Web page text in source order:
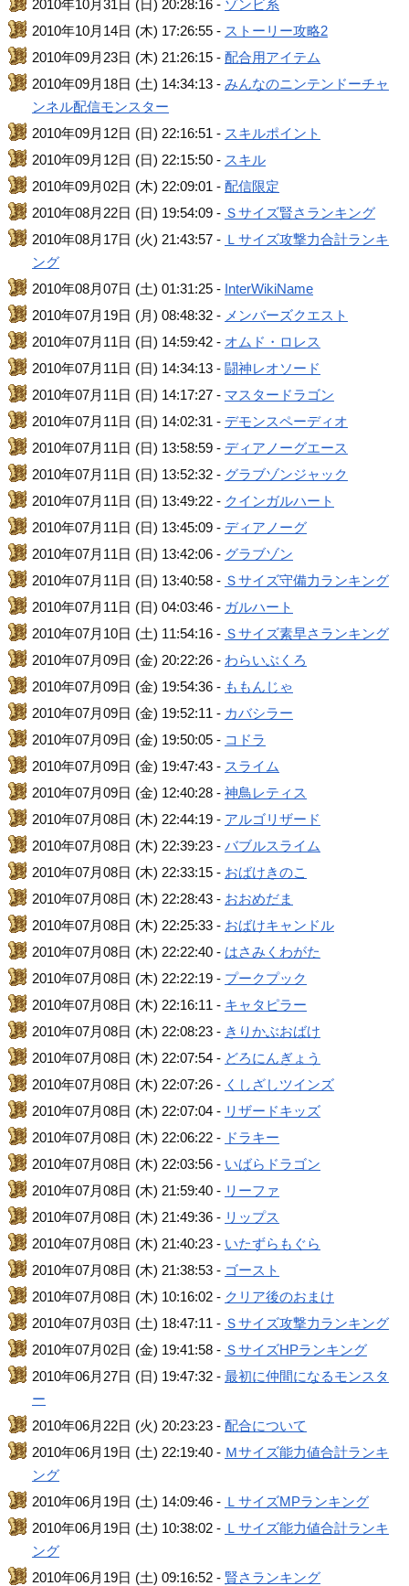
2010年10月31日 (日) 20:28:16 - ゾンビ系
2010年10月14日 (木) 17:26:55 - ストーリー攻略2
2010年09月23日 (木) 21:26:15 -配合用アイテム
2010年09月18日 (土) 14:34:13 -みんなのニンテンドーチャ
ンネル配信モンスター
2010年09月12日 (日) 22:16:51 - スキルポイント
2010年09月12日 (日) 22:15:50 - スキル
2010年09月02日 (木) 22:09:01 -配信限定
2010年08月22日 (日) 19:54:09 - Ｓサイズ賢さランキング
2010年08月17日 (火) 21:43:57 - Ｌサイズ攻撃力合計ランキ
ング
2010年08月07日 (土) 01:31:25 - InterWikiName
2010年07月19日 (月) 08:48:32 - メンバーズクエスト
2010年07月11日 (日) 14:59:42 - オムド・ロレス
2010年07月11日 (日) 14:34:13 - 闘神レオソード
2010年07月11日 (日) 14:17:27 - マスタードラゴン
2010年07月11日 (日) 14:02:31 - デモンスペーディオ
2010年07月11日 (日) 13:58:59 - ディアノーグエース
2010年07月11日 (日) 13:52:32 - グラブゾンジャック
2010年07月11日 (日) 13:49:22 - クインガルハート
2010年07月11日 (日) 13:45:09 - ディアノーグ
2010年07月11日 (日) 13:42:06 - グラブゾン
2010年07月11日 (日) 13:40:58 - Ｓサイズ守備力ランキング
2010年07月11日 (日) 04:03:46 - ガルハート
2010年07月10日 (土) 11:54:16 - Ｓサイズ素早さランキング
2010年07月09日 (金) 20:22:26 - わらいぶくろ
2010年07月09日 (金) 19:54:36 - ももんじゃ
2010年07月09日 (金) 19:52:11 - カバシラー
2010年07月09日 (金) 19:50:05 - コドラ
2010年07月09日 (金) 19:47:43 - スライム
2010年07月09日 (金) 12:40:28 -神鳥レティス
2010年07月08日 (木) 22:44:19 - アルゴリザード
2010年07月08日 (木) 22:39:23 -バブルスライム
2010年07月08日 (木) 22:33:15 - おばけきのこ
2010年07月08日 (木) 22:28:43 - おおめだま
2010年07月08日 (木) 22:25:33 - おばけキャンドル
2010年07月08日 (木) 22:22:40 - はさみくわがた
2010年07月08日 (木) 22:22:19 - プークプック
2010年07月08日 (木) 22:16:11 - キャタピラー
2010年07月08日 (木) 22:08:23 - きりかぶおばけ
2010年07月08日 (木) 22:07:54 - どろにんぎょう
2010年07月08日 (木) 22:07:26 - くしざしツインズ
2010年07月08日 (木) 22:07:04 - リザードキッズ
2010年07月08日 (木) 22:06:22 - ドラキー
2010年07月08日 (木) 22:03:56 - いばらドラゴン
2010年07月08日 (木) 21:59:40 - リーファ
2010年07月08日 (木) 21:49:36 - リップス
2010年07月08日 (木) 21:40:23 - いたずらもぐら
2010年07月08日 (木) 21:38:53 - ゴースト
2010年07月08日 (木) 10:16:02 - クリア後のおまけ
2010年07月03日 (土) 18:47:11 - Ｓサイズ攻撃力ランキング
2010年07月02日 (金) 19:41:58 - ＳサイズHPランキング
2010年06月27日 (日) 19:47:32 -最初に仲間になるモンスタ
ー
2010年06月22日 (火) 20:23:23 -配合について
2010年06月19日 (土) 22:19:40 - Ｍサイズ能力値合計ランキ
ング
2010年06月19日 (土) 14:09:46 - ＬサイズMPランキング
2010年06月19日 (土) 10:38:02 - Ｌサイズ能力値合計ランキ
ング
2010年06月19日 (土) 09:16:52 - 賢さランキング